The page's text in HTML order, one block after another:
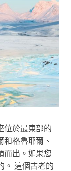
位於最東部的
格魯耶爾、
而出。如果您
。 這個古老的